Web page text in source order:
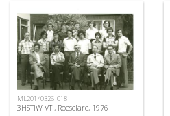
ML20140326_018
3HSTIW VTI, Roeselare, 1976